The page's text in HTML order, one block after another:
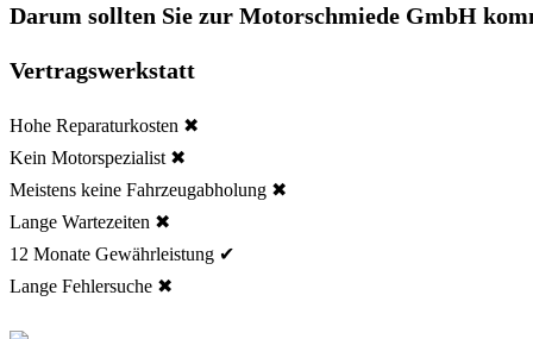
Darum sollten Sie zur Motorschmiede GmbH
Vertragswerkstatt
Hohe Reparaturkosten ✖
Kein Motorspezialist ✖
Meistens keine Fahrzeugabholung ✖
Lange Wartezeiten ✖
12 Monate Gewährleistung ✔
Lange Fehlersuche ✖